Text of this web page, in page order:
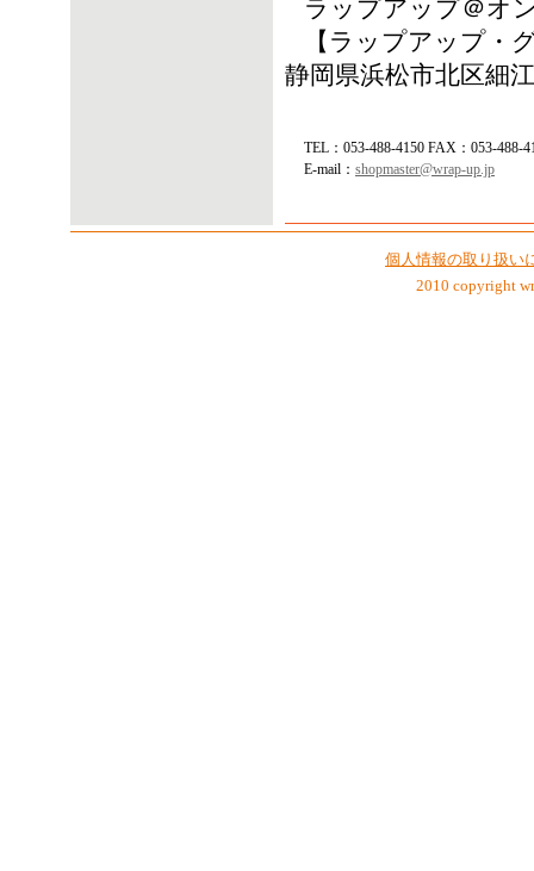
ラップアップ＠オ
【ラップアップ・
静岡県浜松市北区細
TEL：053-488-4150 FAX：053-488-
E-mail： shopmaster@wrap-up.jp
個人情報の取り扱い
2010 copyright